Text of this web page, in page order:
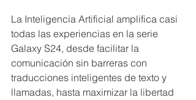
La Inteligencia Artificial amplifica casi
todas las experiencias en la serie
Galaxy S24, desde facilitar la
comunicación sin barreras con
traducciones inteligentes de texto y
llamadas, hasta maximizar la libertad